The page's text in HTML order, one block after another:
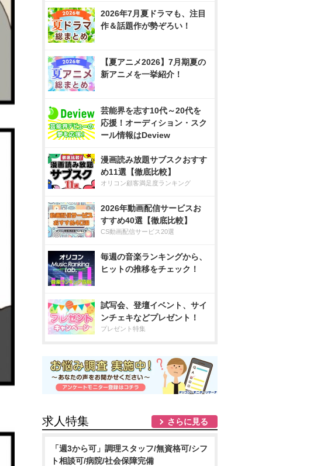
2026年7月夏ドラマも、注目
作＆話題作が勢ぞろい！
【夏アニメ2026】7月期夏の
新アニメを一挙紹介！
芸能界を志す10代～20代を
応援！オーディション・スク
ール情報はDeview
漫画読み放題サブスクおすす
め11選【徹底比較】
オリコン顧客満足度ランキング
2026年動画配信サービスお
すすめ40選【徹底比較】
CS動画配信サービス20選
毎週の音楽ランキングから、
ヒットの推移をチェック！
試写会、登壇イベント、サイ
ンチェキなどプレゼント！
プレゼント特集
求人特集 さらに見る
「週3から可」調理スタッフ/無資格可/シフ
ト相談可/病院/社会保障完備